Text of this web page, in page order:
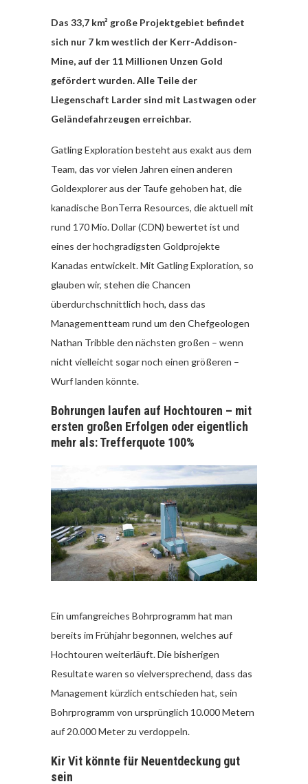
Das 33,7 km² große Projektgebiet befindet
sich nur 7 km westlich der Kerr-Addison-
Mine, auf der 11 Millionen Unzen Gold
gefördert wurden. Alle Teile der
Liegenschaft Larder sind mit Lastwagen oder
Geländefahrzeugen erreichbar.
Gatling Exploration besteht aus exakt aus dem
Team, das vor vielen Jahren einen anderen
Goldexplorer aus der Taufe gehoben hat, die
kanadische BonTerra Resources, die aktuell mit
rund 170 Mio. Dollar (CDN) bewertet ist und
eines der hochgradigsten Goldprojekte
Kanadas entwickelt. Mit Gatling Exploration, so
glauben wir, stehen die Chancen
überdurchschnittlich hoch, dass das
Managementteam rund um den Chefgeologen
Nathan Tribble den nächsten großen – wenn
nicht vielleicht sogar noch einen größeren –
Wurf landen könnte.
Bohrungen laufen auf Hochtouren – mit
ersten großen Erfolgen oder eigentlich
mehr als: Trefferquote 100%
Ein umfangreiches Bohrprogramm hat man
bereits im Frühjahr begonnen, welches auf
Hochtouren weiterläuft. Die bisherigen
Resultate waren so vielversprechend, dass das
Management kürzlich entschieden hat, sein
Bohrprogramm von ursprünglich 10.000 Metern
auf 20.000 Meter zu verdoppeln.
Kir Vit könnte für Neuentdeckung gut
sein